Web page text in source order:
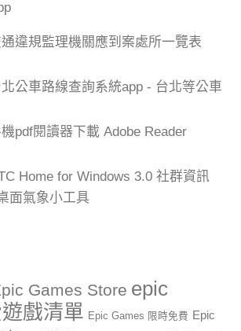
違規監理機關應到案處所一覽表
公車路線查詢系統app - 台北等公車
pdf閱讀器下載 Adobe Reader
Home for Windows 3.0 社群資訊
面氣象小工具
Games Store epic
戲清單 Epic Games 限時免費 Epic